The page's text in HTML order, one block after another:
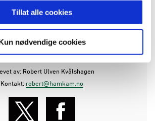
Tillat alle cookies
nødvendige cookies
FRA ELITESERIEN:
av: Robert Ulven Kvålshagen
Kontakt: robert@hamkam.no